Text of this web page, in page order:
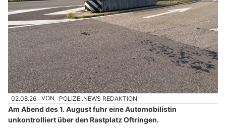
02.08.26 VON POLIZEI.NEWS REDAKTION
Am Abend des 1. August fuhr eine Automobilistin
unkontrolliert über den Rastplatz Oftringen.